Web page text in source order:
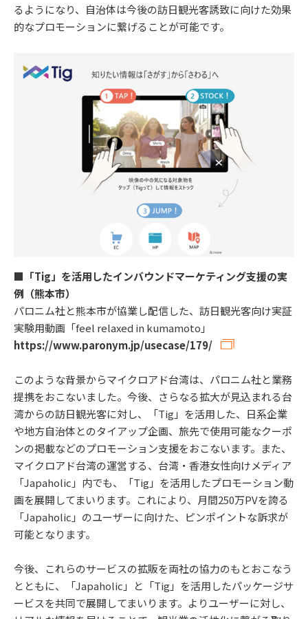
るようになり、自治体は今後の訪日観光客誘致に向けた効果
的なプロモーションに繋げることが可能です。
■「Tig」を活用したインバウンドマーケティング支援の実
例（熊本市）
パロニム社と熊本市が協業し配信した、訪日観光客向け実証
実験用動画「feel relaxed in kumamoto」
https://www.paronym.jp/usecase/179/
このような背景からマイクロアド台湾は、パロニム社と業務
提携をおこないました。今後、さらなる拡大が見込まれる台
湾からの訪日観光客に対し、「Tig」を活用した、日系企業
や地方自治体とのタイアップ企画、旅先で使用可能なクーポ
ンの掲載などのプロモーション支援をおこないます。また、
マイクロアド台湾の運営する、台湾・香港女性向けメディア
「Japaholic」内でも、「Tig」を活用したプロモーション動
画を展開してまいります。これにより、月間250万PVを誇る
「Japaholic」のユーザーに向けた、ピンポイントな訴求が
可能となります。
今後、これらのサービスの拡販を両社の協力のもとおこなう
とともに、「Japaholic」と「Tig」を活用したパッケージサ
ービスを共同で展開してまいります。よりユーザーに対し、